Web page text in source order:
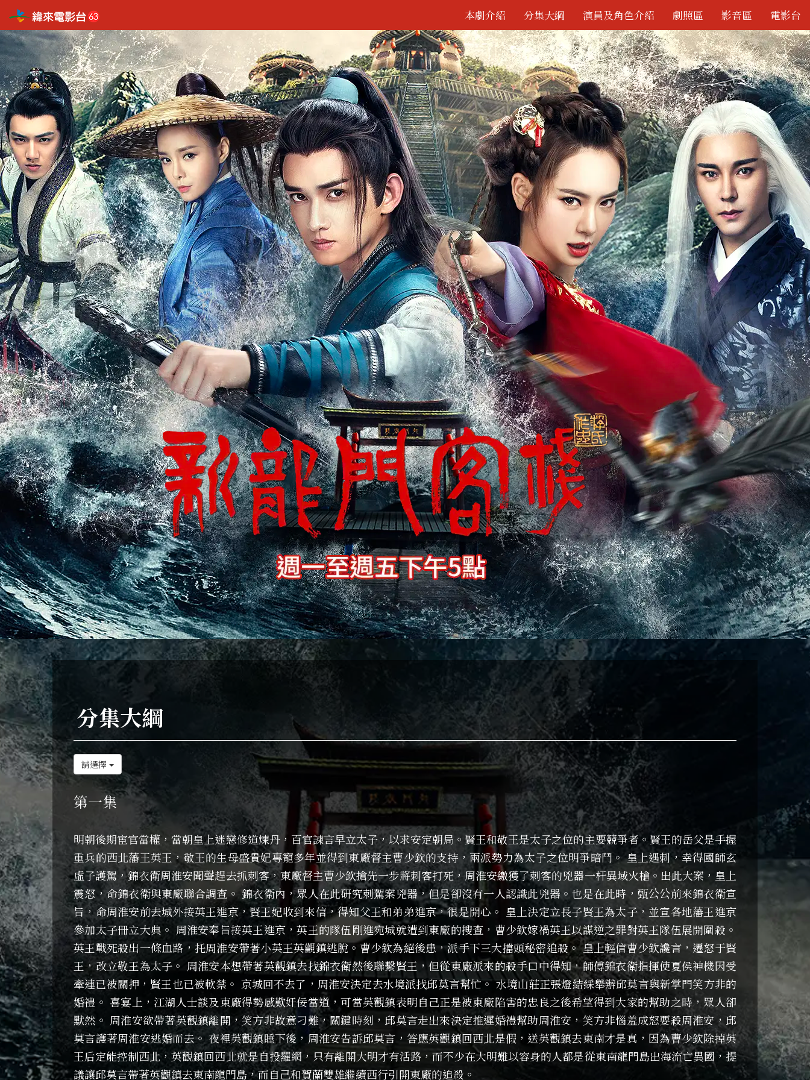
本劇介紹 分集大綱 演員及角色介紹 劇照區 影音區 電影台
分集大綱
請選擇
第一集
明朝後期宦官當權，當朝皇上迷戀修道煉丹，百官諫言早立太子，以求安定朝局。賢王和敬王是太子之位的主要競爭者。賢王的岳父是手握
重兵的西北藩王英王，敬王的生母盛貴妃專寵多年並得到東廠督主曹少欽的支持，兩派勢力為太子之位明爭暗鬥。 皇上遇刺，幸得國師玄
虛子護駕，錦衣衛周淮安聞聲趕去抓刺客，東廠督主曹少欽搶先一步將刺客打死，周淮安繳獲了刺客的兇器一杆異域火槍。出此大案，皇上
震怒，命錦衣衛與東廠聯合調查。 錦衣衛內，眾人在此研究刺駕案兇器，但是卻沒有一人認識此兇器。也是在此時，甄公公前來錦衣衛宣
旨，命周淮安前去城外接英王進京，賢王妃收到來信，得知父王和弟弟進京，很是開心。 皇上決定立長子賢王為太子，並宣各地藩王進京
參加太子冊立大典。 周淮安奉旨接英王進京，英王的隊伍剛進宛城就遭到東廠的搜查，曹少欽嫁禍英王以謀逆之罪對英王隊伍展開圍殺。
英王戰死殺出一條血路，托周淮安帶著小英王英觀鎮逃脫。曹少欽為絕後患，派手下三大擋頭秘密追殺。 皇上輕信曹少欽讒言，遷怒于賢
王，改立敬王為太子。 周淮安本想帶著英觀鎮去找錦衣衛然後聯繫賢王，但從東廠派來的殺手口中得知，師傅錦衣衛指揮使夏侯神機因受
牽連已被關押，賢王也已被軟禁。 京城回不去了，周淮安決定去水境派找邱莫言幫忙。 水境山莊正張燈結綵舉辦邱莫言與新掌門笑方非的
婚禮。 喜宴上，江湖人士談及東廠得勢感歎奸佞當道，可當英觀鎮表明自己正是被東廠陷害的忠良之後希望得到大家的幫助之時，眾人卻
默然。 周淮安欲帶著英觀鎮離開，笑方非故意刁難，關鍵時刻，邱莫言走出來決定推遲婚禮幫助周淮安，笑方非惱羞成怒要殺周淮安，邱
莫言護著周淮安逃婚而去。 夜裡英觀鎮睡下後，周淮安告訴邱莫言，答應英觀鎮回西北是假，送英觀鎮去東南才是真，因為曹少欽除掉英
王后定能控制西北，英觀鎮回西北就是自投羅網，只有離開大明才有活路，而不少在大明難以容身的人都是從東南龍門島出海流亡異國，提
議讓邱莫言帶著英觀鎮去東南龍門島，而自己和賀蘭雙雄繼續西行引開東廠的追殺。